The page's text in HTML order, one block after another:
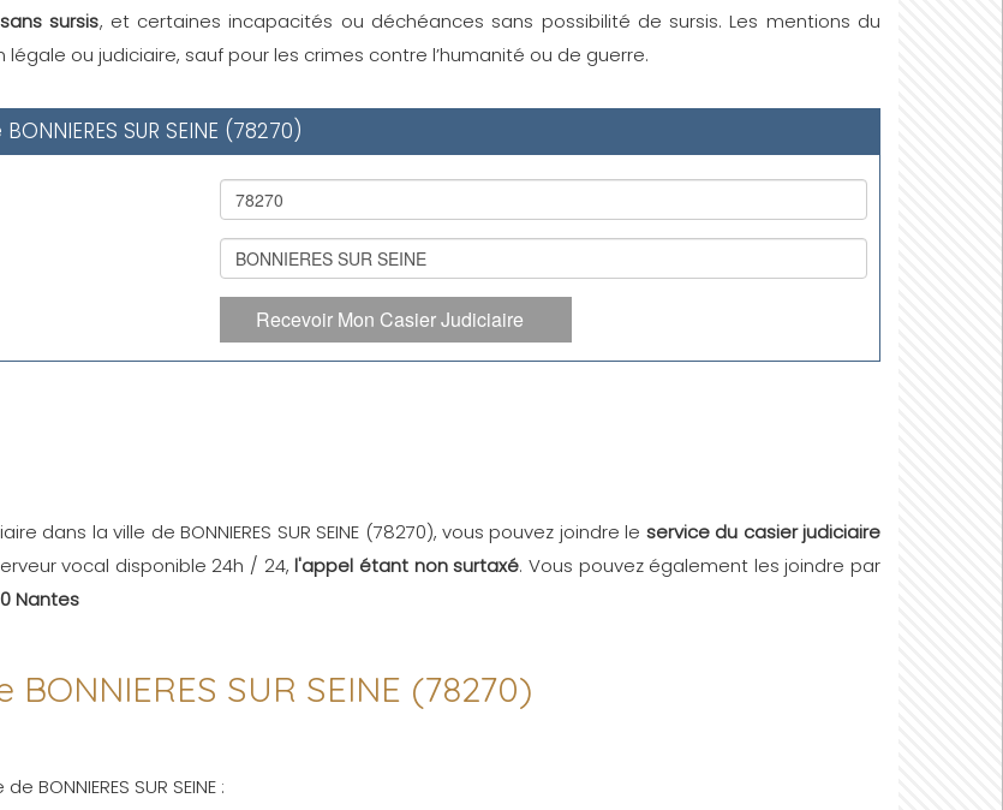
sursis, et certaines incapacités ou déchéances sans possibilité de sursis. Les mentions du
ou judiciaire, sauf pour les crimes contre l’humanité ou de guerre.
SUR SEINE (78270)
Recevoir Mon Casier Judiciaire
la ville de BONNIERES SUR SEINE (78270), vous pouvez joindre le service du casier judiciaire
vocal disponible 24h / 24,l'appel étant non surtaxé. Vous pouvez également les joindre par
Nantes
SUR SEINE (78270)
SUR SEINE :